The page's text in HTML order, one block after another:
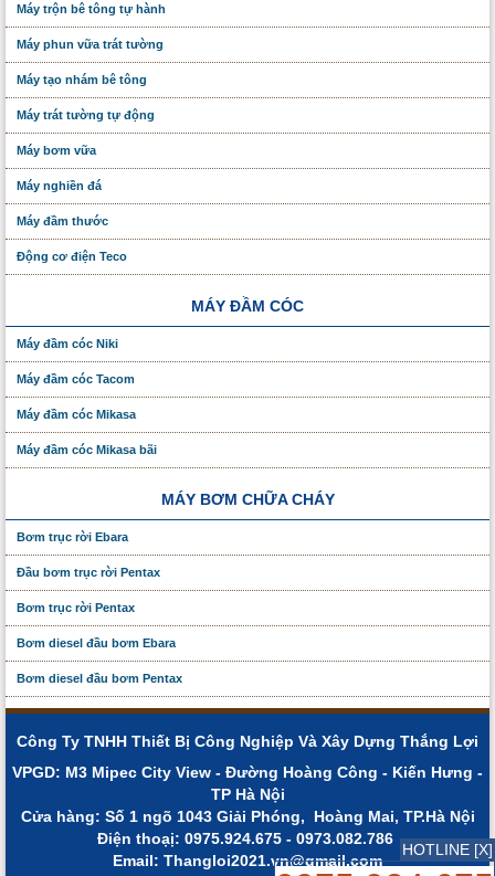
Máy trộn bê tông tự hành
Máy phun vữa trát tường
Máy tạo nhám bê tông
Máy trát tường tự động
Máy bơm vữa
Máy nghiền đá
Máy đầm thước
Động cơ điện Teco
MÁY ĐẦM CÓC
Máy đầm cóc Niki
Máy đầm cóc Tacom
Máy đầm cóc Mikasa
Máy đầm cóc Mikasa bãi
MÁY BƠM CHỮA CHÁY
Bơm trục rời Ebara
Đầu bơm trục rời Pentax
Bơm trục rời Pentax
Bơm diesel đầu bơm Ebara
Bơm diesel đầu bơm Pentax
Công Ty TNHH Thiết Bị Công Nghiệp Và Xây Dựng Thắng Lợi
VPGD: M3 Mipec City View - Đường Hoàng Công - Kiến Hưng -
TP Hà Nội
Cửa hàng: Số 1 ngõ 1043 Giải Phóng, Hoàng Mai, TP.Hà Nội
Điện thoạị: 0975.924.675 - 0973.082.786
Email: Thangloi2021.vn@gmail.com
HOTLINE [X]